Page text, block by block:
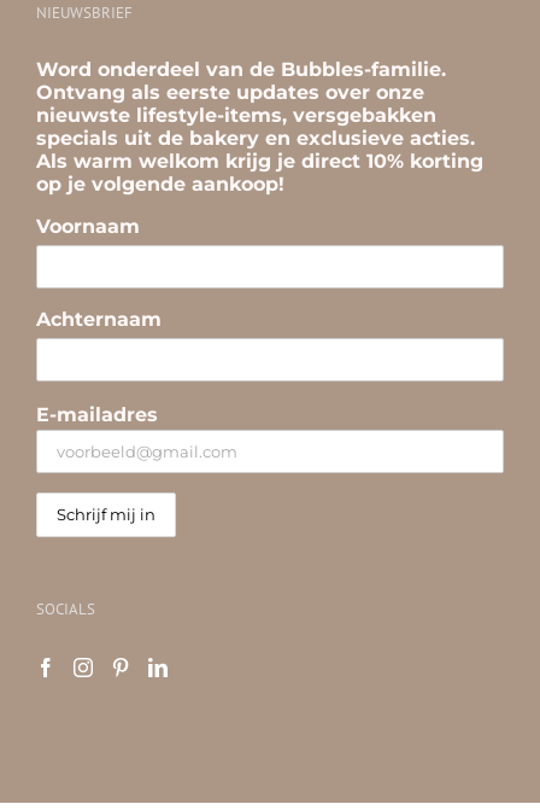
NIEUWSBRIEF
Word onderdeel van de Bubbles-familie.
Ontvang als eerste updates over onze
nieuwste lifestyle-items, versgebakken
specials uit de bakery en exclusieve acties.
Als warm welkom krijg je direct 10% korting
op je volgende aankoop!
Voornaam
Achternaam
E-mailadres
SOCIALS